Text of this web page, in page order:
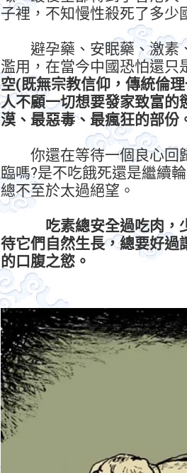
子裡，不知慢性殺死了多少
避孕藥、安眠藥、激素
濫用，在當今中國恐怕還只
空(既無宗教信仰，傳統倫
人不顧一切想要發家致富的
漠、最惡毒、最瘋狂的部份
你還在等待一個良心回
臨嗎?是不吃餓死還是繼續
總不至於太過絕望。
吃素總安全過吃肉，
待它們自然生長，總要好過
的口腹之慾。